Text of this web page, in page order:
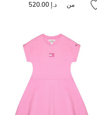
من د.إ 520.00